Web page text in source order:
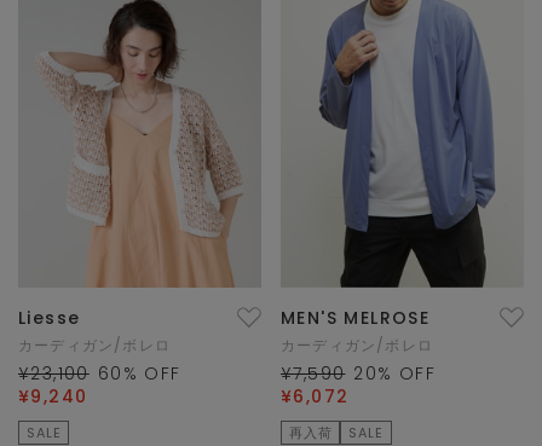
Liesse
カーディガン/ボレロ
¥23,100 60 % OFF
¥9,240
SALE
MEN'S MELROSE
カーディガン/ボレロ
¥7,590 20% OFF
¥6,072
再入荷 SALE